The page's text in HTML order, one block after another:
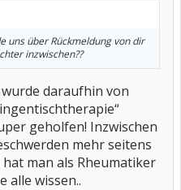
uns über Rückmeldung von dir
inzwischen??
daraufhin von
geholfen! Inzwischen
mehr seitens
man als Rheumatiker
alle wissen..